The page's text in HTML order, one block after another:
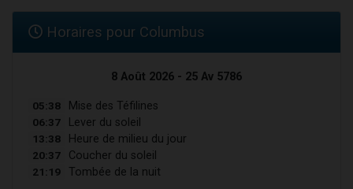
Horaires pour Columbus
8 Août 2026 - 25 Av 5786
05:38 Mise des Téfilines
06:37 Lever du soleil
13:38 Heure de milieu du jour
20:37 Coucher du soleil
21:19 Tombée de la nuit